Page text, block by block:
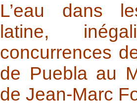
L’eau dans
latine,
concurrences
de Puebla au
de Jean-Marc